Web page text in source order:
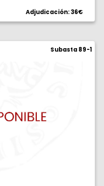
Adjudicación: 36€
Subasta 89-1